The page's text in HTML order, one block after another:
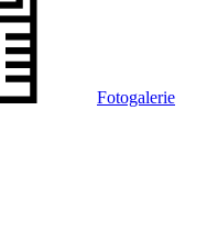
Fotogalerie